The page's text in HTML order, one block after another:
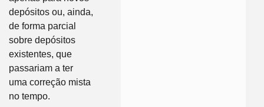
depósitos ou, ainda,
de forma parcial
sobre depósitos
existentes, que
passariam a ter
uma correção mista
no tempo.